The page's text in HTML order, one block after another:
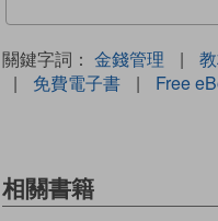
關鍵字詞： 金錢管理 |
|
免費電子書 | Free
相關書籍